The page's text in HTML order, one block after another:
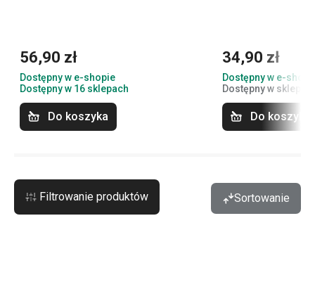
56,90 zł
Dostępny w e-shopie
Dostępny w 16 sklepach
Do koszyka
34,90 zł
Dostępny w e-
Dostępny w
Do koszyka
Filtrowanie produktów Sortowanie